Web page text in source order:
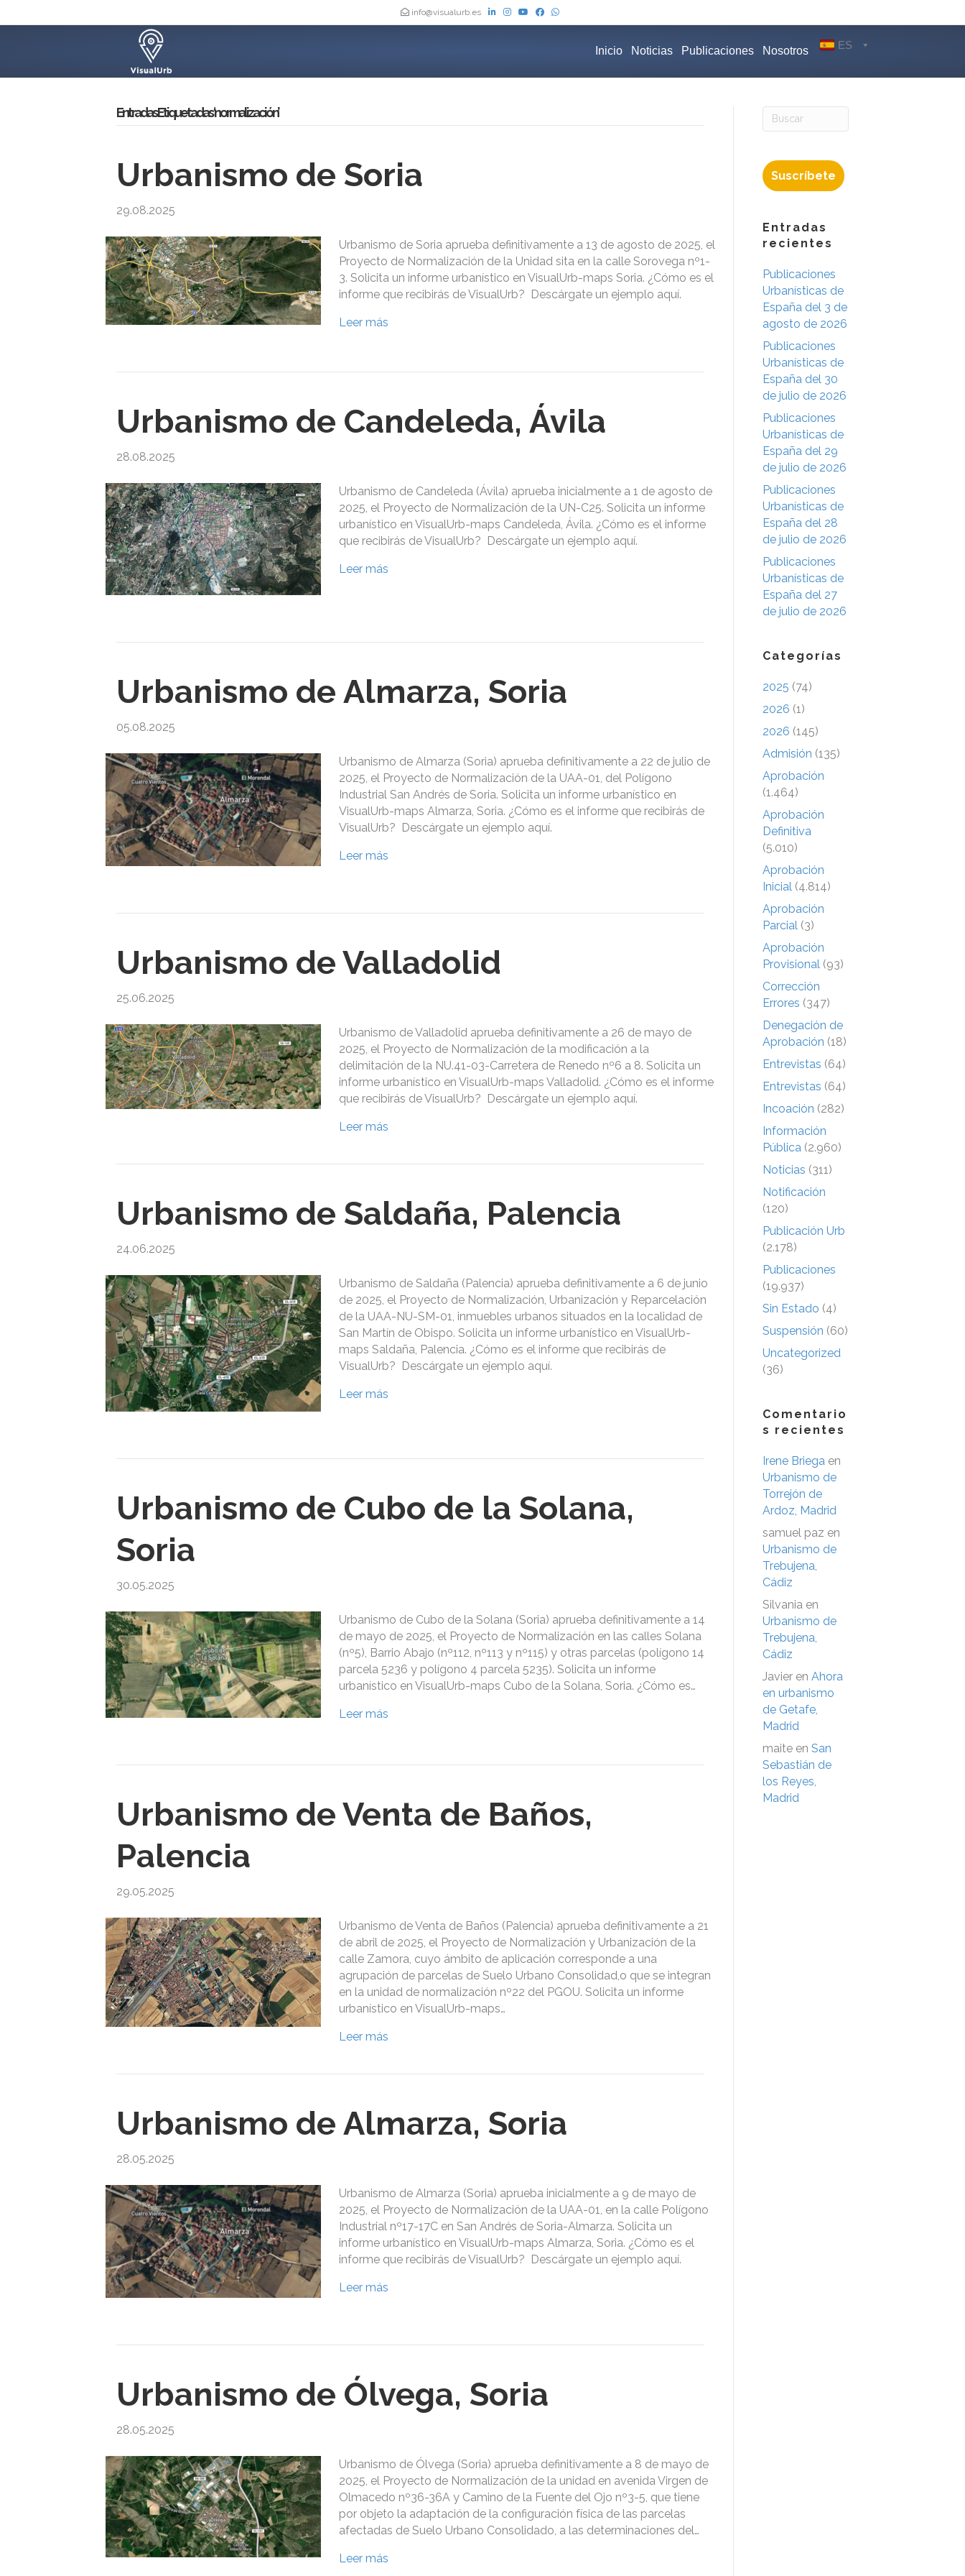
info@visualurb.es
Inicio Noticias Publicaciones Nosotros ES
Entradas Etiquetadas ‘normalización’
Urbanismo de Soria
29.08.2025
Urbanismo de Soria aprueba definitivamente a 13 de agosto de 2025, el
Proyecto de Normalización de la Unidad sita en la calle Sorovega nº1-
3. Solicita un informe urbanístico en VisualUrb-maps Soria. ¿Cómo es el
informe que recibirás de VisualUrb? Descárgate un ejemplo aquí.
Leer más
Urbanismo de Candeleda, Ávila
28.08.2025
Urbanismo de Candeleda (Ávila) aprueba inicialmente a 1 de agosto de
2025, el Proyecto de Normalización de la UN-C25. Solicita un informe
urbanístico en VisualUrb-maps Candeleda, Ávila. ¿Cómo es el informe
que recibirás de VisualUrb? Descárgate un ejemplo aquí.
Leer más
Urbanismo de Almarza, Soria
05.08.2025
Urbanismo de Almarza (Soria) aprueba definitivamente a 22 de julio de
2025, el Proyecto de Normalización de la UAA-01, del Polígono
Industrial San Andrés de Soria. Solicita un informe urbanístico en
VisualUrb-maps Almarza, Soria. ¿Cómo es el informe que recibirás de
VisualUrb? Descárgate un ejemplo aquí.
Leer más
Urbanismo de Valladolid
25.06.2025
Urbanismo de Valladolid aprueba definitivamente a 26 de mayo de
2025, el Proyecto de Normalización de la modificación a la
delimitación de la NU.41-03-Carretera de Renedo nº6 a 8. Solicita un
informe urbanístico en VisualUrb-maps Valladolid. ¿Cómo es el informe
que recibirás de VisualUrb? Descárgate un ejemplo aquí.
Leer más
Urbanismo de Saldaña, Palencia
24.06.2025
Urbanismo de Saldaña (Palencia) aprueba definitivamente a 6 de junio
de 2025, el Proyecto de Normalización, Urbanización y Reparcelación
de la UAA-NU-SM-01, inmuebles urbanos situados en la localidad de
San Martín de Obispo. Solicita un informe urbanístico en VisualUrb-
maps Saldaña, Palencia. ¿Cómo es el informe que recibirás de
VisualUrb? Descárgate un ejemplo aquí.
Leer más
Urbanismo de Cubo de la Solana,
Soria
30.05.2025
Urbanismo de Cubo de la Solana (Soria) aprueba definitivamente a 14
de mayo de 2025, el Proyecto de Normalización en las calles Solana
(nº5), Barrio Abajo (nº112, nº113 y nº115) y otras parcelas (polígono 14
parcela 5236 y polígono 4 parcela 5235). Solicita un informe
urbanístico en VisualUrb-maps Cubo de la Solana, Soria. ¿Cómo es…
Leer más
Urbanismo de Venta de Baños,
Palencia
29.05.2025
Urbanismo de Venta de Baños (Palencia) aprueba definitivamente a 21
de abril de 2025, el Proyecto de Normalización y Urbanización de la
calle Zamora, cuyo ámbito de aplicación corresponde a una
agrupación de parcelas de Suelo Urbano Consolidad,o que se integran
en la unidad de normalización nº22 del PGOU. Solicita un informe
urbanístico en VisualUrb-maps…
Leer más
Urbanismo de Almarza, Soria
28.05.2025
Urbanismo de Almarza (Soria) aprueba inicialmente a 9 de mayo de
2025, el Proyecto de Normalización de la UAA-01, en la calle Polígono
Industrial nº17-17C en San Andrés de Soria-Almarza. Solicita un
informe urbanístico en VisualUrb-maps Almarza, Soria. ¿Cómo es el
informe que recibirás de VisualUrb? Descárgate un ejemplo aquí.
Leer más
Urbanismo de Ólvega, Soria
28.05.2025
Urbanismo de Ólvega (Soria) aprueba definitivamente a 8 de mayo de
2025, el Proyecto de Normalización de la unidad en avenida Virgen de
Olmacedo nº36-36A y Camino de la Fuente del Ojo nº3-5, que tiene
por objeto la adaptación de la configuración física de las parcelas
afectadas de Suelo Urbano Consolidado, a las determinaciones del…
Leer más
Suscríbete
Entradas
recientes
Publicaciones
Urbanísticas de
España del 3 de
agosto de 2026
Publicaciones
Urbanísticas de
España del 30
de julio de 2026
Publicaciones
Urbanísticas de
España del 29
de julio de 2026
Publicaciones
Urbanísticas de
España del 28
de julio de 2026
Publicaciones
Urbanísticas de
España del 27
de julio de 2026
Categorías
2025 (74)
2026 (1)
2026 (145)
Admisión (135)
Aprobación
(1.464)
Aprobación
Definitiva
(5.010)
Aprobación
Inicial (4.814)
Aprobación
Parcial (3)
Aprobación
Provisional (93)
Corrección
Errores (347)
Denegación de
Aprobación (18)
Entrevistas (64)
Entrevistas (64)
Incoación (282)
Información
Pública (2.960)
Noticias (311)
Notificación
(120)
Publicación Urb
(2.178)
Publicaciones
(19.937)
Sin Estado (4)
Suspensión (60)
Uncategorized
(36)
Comentario
s recientes
Irene Briega en
Urbanismo de
Torrejón de
Ardoz, Madrid
samuel paz en
Urbanismo de
Trebujena,
Cádiz
Silvania en
Urbanismo de
Trebujena,
Cádiz
Javier en Ahora
en urbanismo
de Getafe,
Madrid
maite en San
Sebastián de
los Reyes,
Madrid